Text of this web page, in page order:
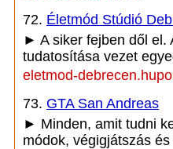
72. Életmód Stúdió
► A siker fejben dől el.
tudatosítása vezet
eletmod-
73. GTA San Andreas
► Minden, amit tudni
módok, végigjátszás